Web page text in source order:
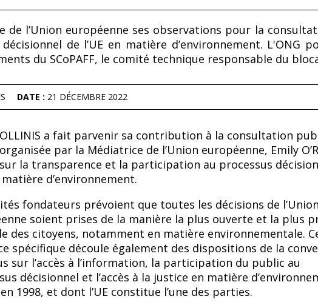
de l’Union européenne ses observations pour la
de l’UE en matière d’environnement. L'ONG
du SCoPAFF, le comité technique responsable du
DATE : 21 DÉCEMBRE 2022
OLLINIS a fait parvenir sa contribution à la consultation
organisée par la Médiatrice de l’Union européenne, Emily
sur la transparence et la participation au processus
matière d’environnement.
fondateurs prévoient que toutes les décisions de l’Union
soient prises de la manière la plus ouverte et la plus
des citoyens, notamment en matière environnementale.
spécifique découle également des dispositions de la
sur l’accès à l’information, la participation du public au
décisionnel et l’accès à la justice en matière
1998, et dont l’UE constitue l’une des parties.